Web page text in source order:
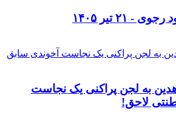
تیر ۱۴۰۵
به لجن پراکنی یک نجاست
لاحق!